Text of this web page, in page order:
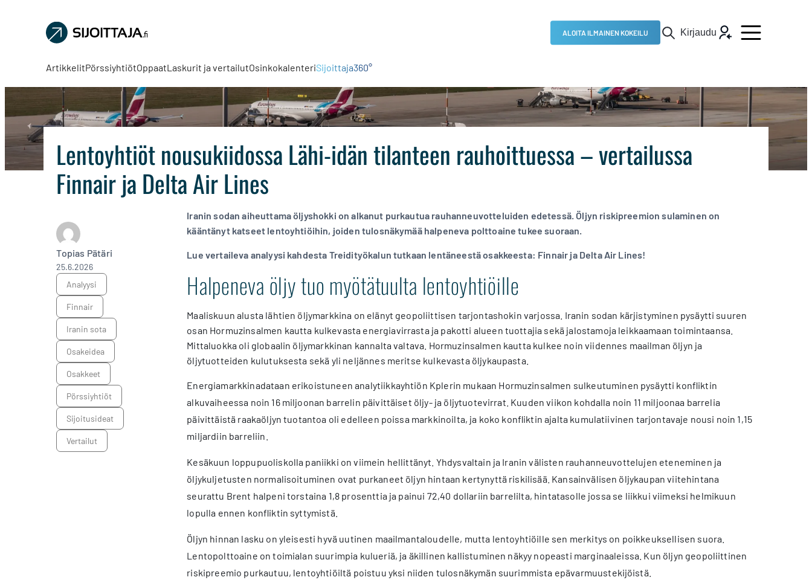
Sijoittaja.fi
Tee
sijoituspäätöksiä
ALOITA ILMAINEN KOKEILU Kirjaudu
ArtikkelitPörssiyhtiötOppaatLaskurit ja vertailutOsinkokalenteriSijoittaja360°
Lentoyhtiöt nousukiidossa Lähi-idän tilanteen rauhoittuessa – vertailussa
Finnair ja Delta Air Lines
Topias Pätäri
25.6.2026
analyysi
Finnair
Iranin sota
osakeidea
osakkeet
pörssiyhtiöt
sijoitusideat
Vertailut
Iranin sodan aiheuttama öljyshokki on alkanut purkautua rauhanneuvotteluiden edetessä. Öljyn riskipreemion sulaminen on
kääntänyt katseet lentoyhtiöihin, joiden tulosnäkymää halpeneva polttoaine tukee suoraan.
Lue vertaileva analyysi kahdesta Treidityökalun tutkaan lentäneestä osakkeesta: Finnair ja Delta Air Lines!
Halpeneva öljy tuo myötätuulta lentoyhtiöille
Maaliskuun alusta lähtien öljymarkkina on elänyt geopoliittisen tarjontashokin varjossa. Iranin sodan kärjistyminen pysäytti suuren
osan Hormuzinsalmen kautta kulkevasta energiavirrasta ja pakotti alueen tuottajia sekä jalostamoja leikkaamaan toimintaansa.
Mittaluokka oli globaalin öljymarkkinan kannalta valtava. Hormuzinsalmen kautta kulkee noin viidennes maailman öljyn ja
öljytuotteiden kulutuksesta sekä yli neljännes meritse kulkevasta öljykaupasta.
Energiamarkkinadataan erikoistuneen analytiikkayhtiön Kplerin mukaan Hormuzinsalmen sulkeutuminen pysäytti konfliktin
alkuvaiheessa noin 16 miljoonan barrelin päivittäiset öljy- ja öljytuotevirrat. Kuuden viikon kohdalla noin 11 miljoonaa barrelia
päivittäistä raakaöljyn tuotantoa oli edelleen poissa markkinoilta, ja koko konfliktin ajalta kumulatiivinen tarjontavaje nousi noin 1,15
miljardiin barreliin.
Kesäkuun loppupuoliskolla paniikki on viimein hellittänyt. Yhdysvaltain ja Iranin välisten rauhanneuvottelujen eteneminen ja
öljykuljetusten normalisoituminen ovat purkaneet öljyn hintaan kertynyttä riskilisää. Kansainvälisen öljykaupan viitehintana
seurattu Brent halpeni torstaina 1,8 prosenttia ja painui 72,40 dollariin barrelilta, hintatasolle jossa se liikkui viimeksi helmikuun
lopulla ennen konfliktin syttymistä.
Öljyn hinnan lasku on yleisesti hyvä uutinen maailmantaloudelle, mutta lentoyhtiöille sen merkitys on poikkeuksellisen suora.
Lentopolttoaine on toimialan suurimpia kulueriä, ja äkillinen kallistuminen näkyy nopeasti marginaaleissa. Kun öljyn geopoliittinen
riskipreemio purkautuu, lentoyhtiöiltä poistuu yksi niiden tulosnäkymän suurimmista epävarmuustekijöistä.